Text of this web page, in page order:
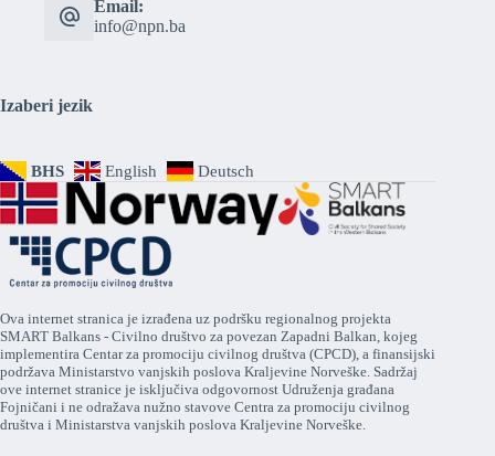
Email:
info@npn.ba
Izaberi jezik
BHS English Deutsch
Ova internet stranica je izrađena uz podršku regionalnog projekta
SMART Balkans - Civilno društvo za povezan Zapadni Balkan, kojeg
implementira Centar za promociju civilnog društva (CPCD), a finansijski
podržava Ministarstvo vanjskih poslova Kraljevine Norveške. Sadržaj
ove internet stranice je isključiva odgovornost Udruženja građana
Fojničani i ne odražava nužno stavove Centra za promociju civilnog
društva i Ministarstva vanjskih poslova Kraljevine Norveške.